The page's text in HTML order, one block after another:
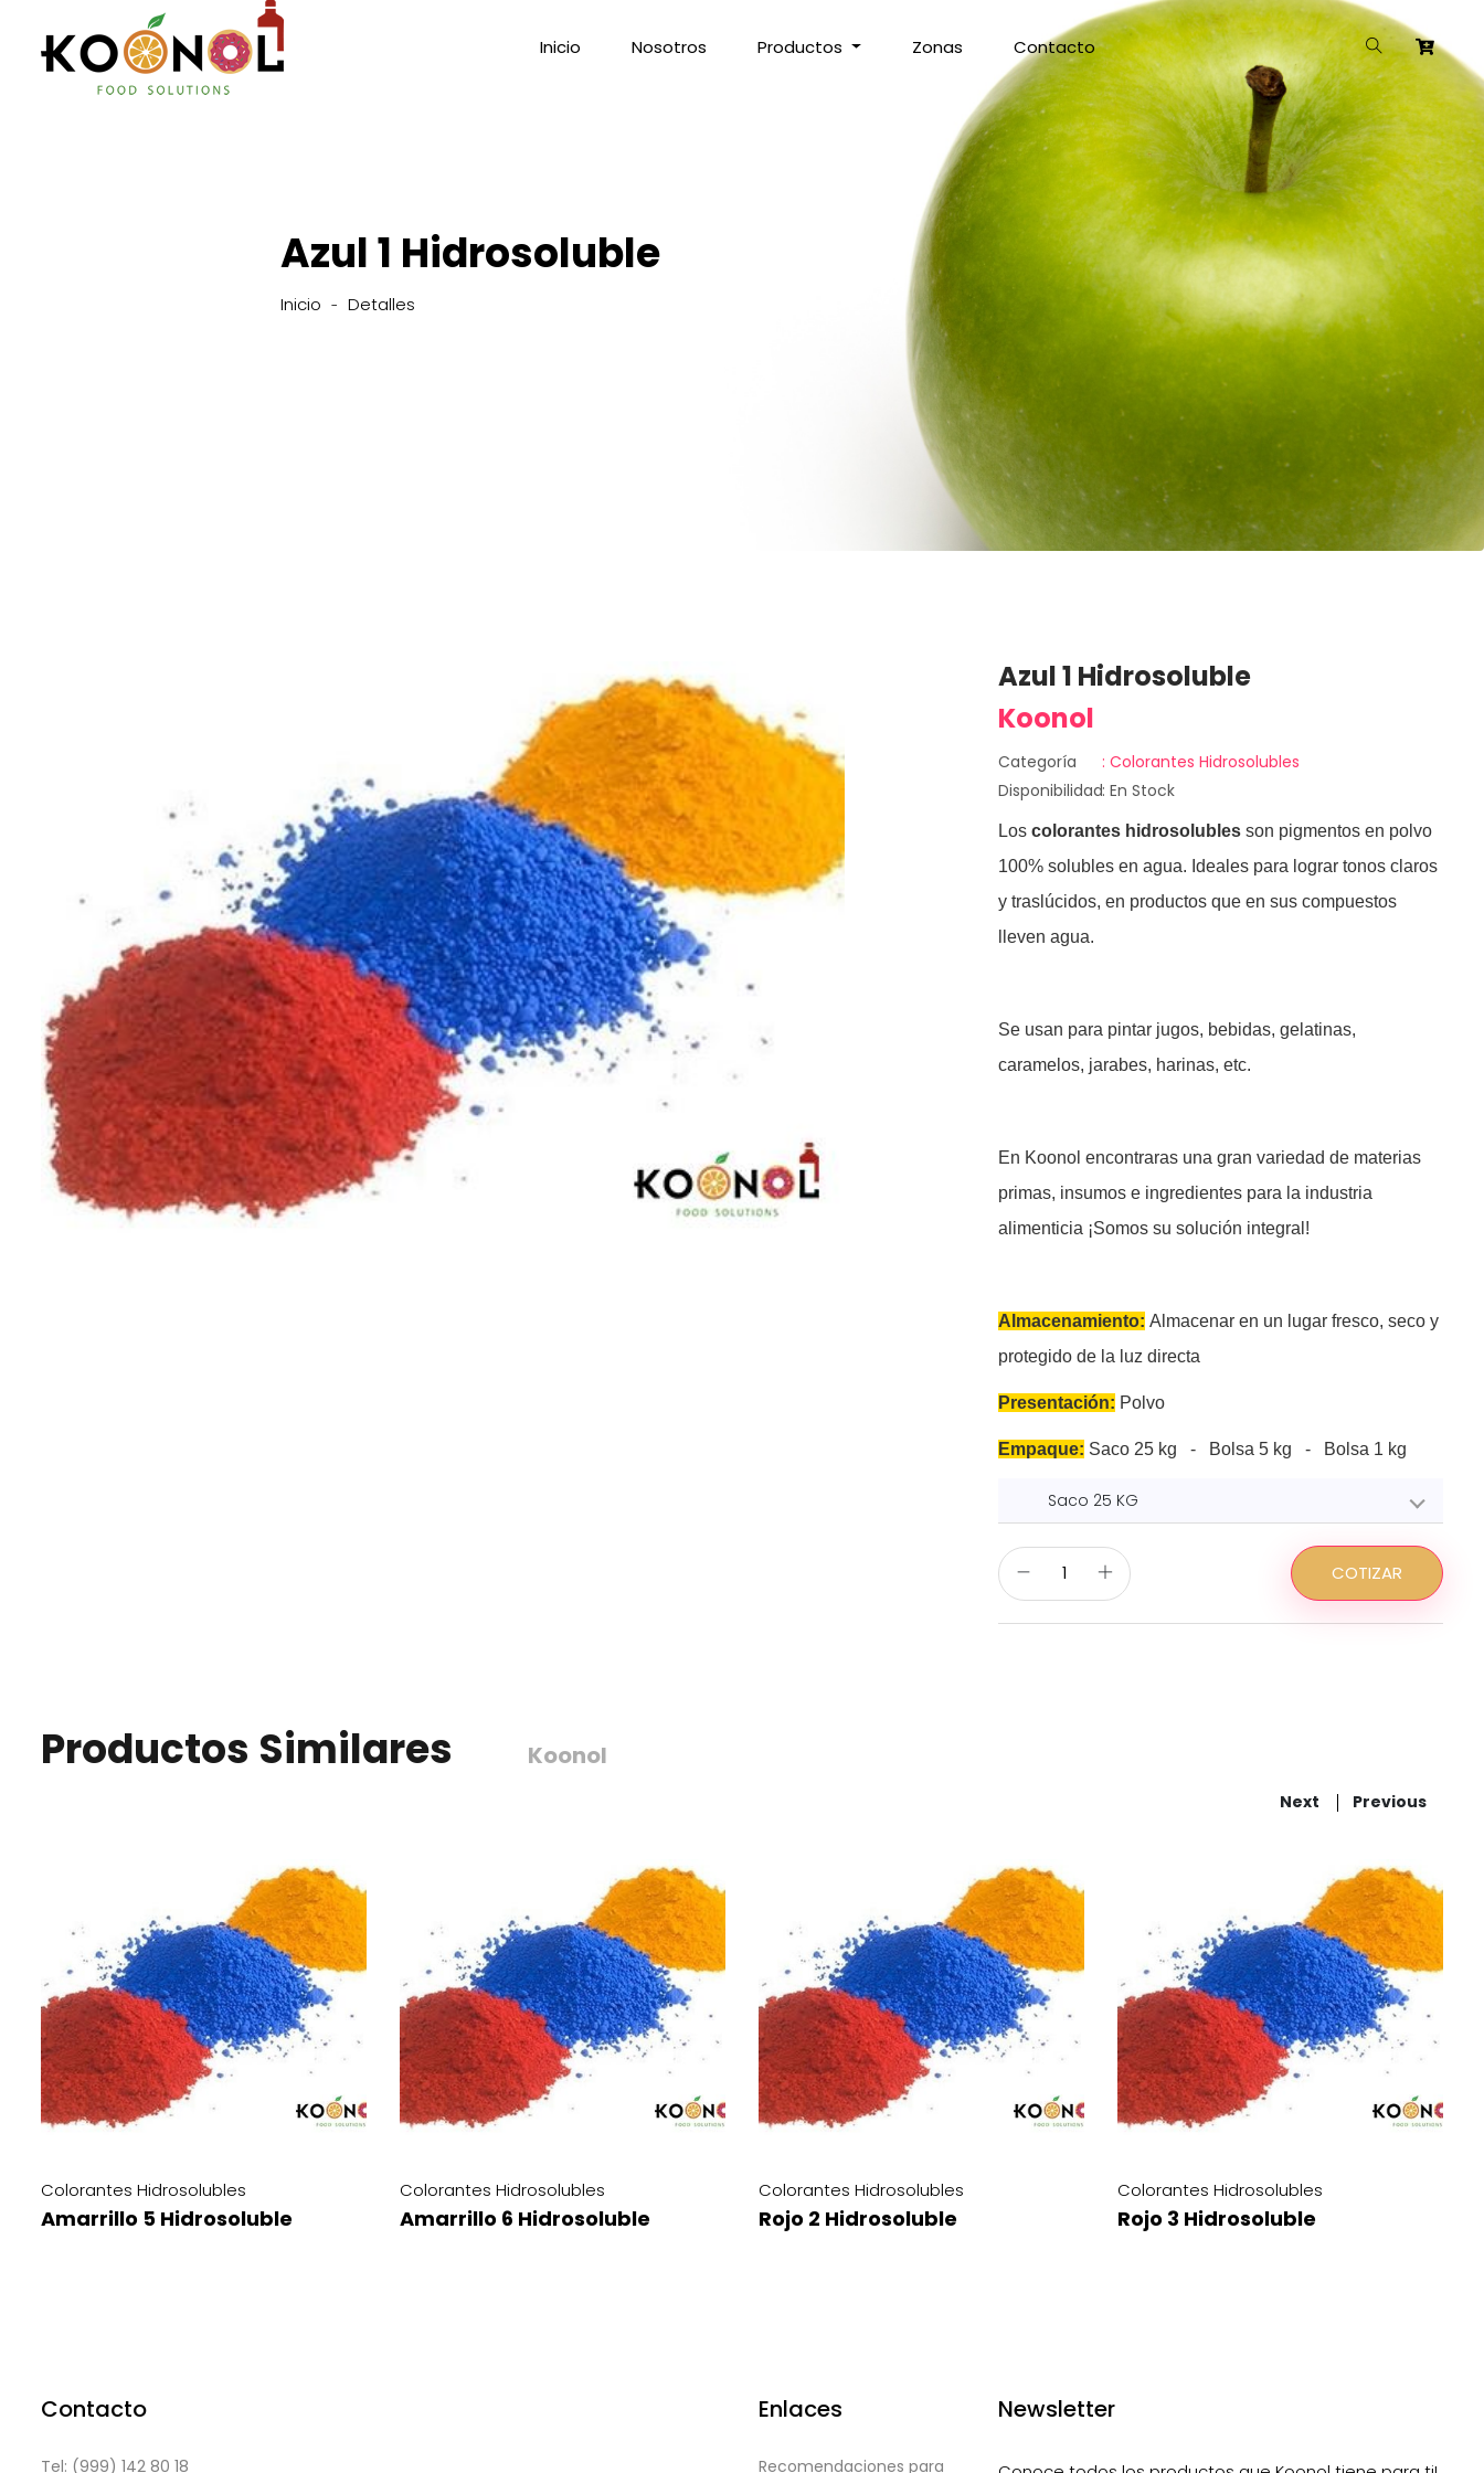
Inicio Nosotros Productos Zonas Contacto
Azul 1 Hidrosoluble
Inicio - Detalles
Azul 1 Hidrosoluble
Koonol
Categoría
: Colorantes Hidrosolubles
Disponibilidad: En Stock
Los colorantes hidrosolublesson pigmentos en polvo
100% solubles en agua. Ideales para lograr tonos claros
y traslúcidos, en productos que en sus compuestos
lleven agua.
Se usan para pintar jugos, bebidas, gelatinas,
caramelos, jarabes, harinas, etc.
En Koonol encontraras una gran variedad de materias
primas, insumos e ingredientes para la industria
alimenticia ¡Somos su solución integral!
Almacenamiento: Almacenar en un lugar fresco, seco y
protegido de la luz directa
Presentación: Polvo
Empaque: Saco 25 kg - Bolsa 5 kg - Bolsa 1 kg
Saco 25 KG
COTIZAR
Productos Similares Koonol
Colorantes Hidrosolubles
Amarrillo 6 Hidrosoluble
Colorantes Hidrosolubles
Rojo 2 Hidrosoluble
Colorantes Hidrosolubles
Rojo 3 Hidrosoluble
Colorantes Hidrosolubles
Rojo 5 Hidrosoluble
Next Previous
Contacto
Tel: (999) 142 80 18
Enlaces
Recomendaciones para
Newsletter